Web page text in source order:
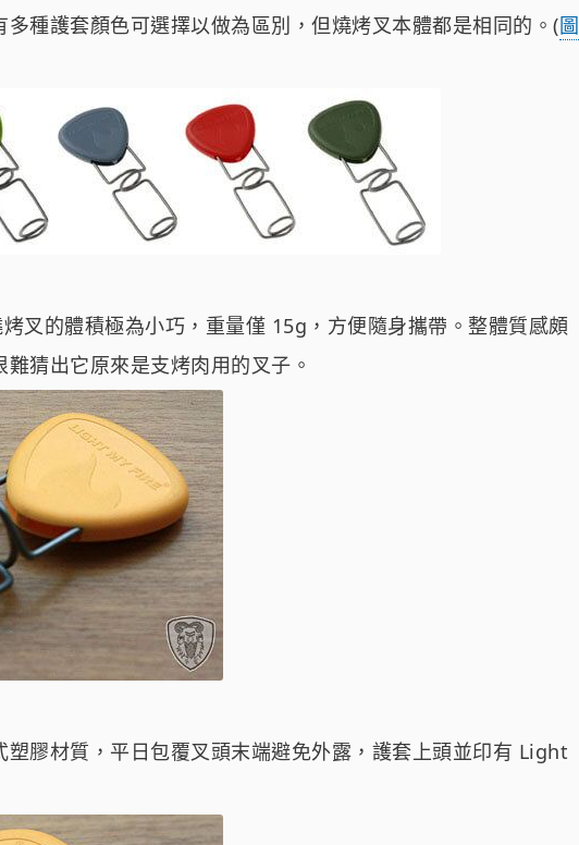
多種護套顏色可選擇以做為區別，但燒烤叉本體都是相同的。(圖
叉的體積極為小巧，重量僅 15g，方便隨身攜帶。整體質感頗
猜出它原來是支烤肉用的叉子。
塑膠材質，平日包覆叉頭末端避免外露，護套上頭並印有 Light